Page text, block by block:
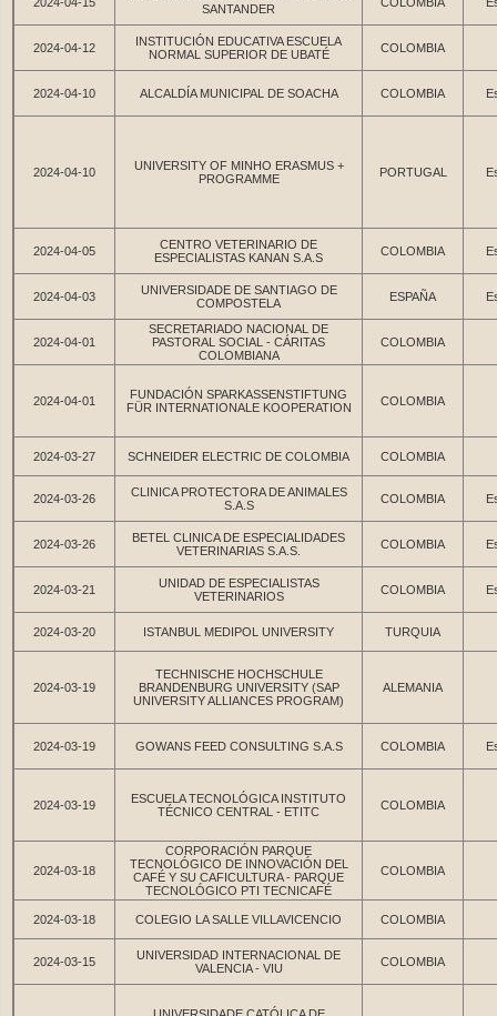
SANTANDER
2024-04-12
INSTITUCIÓN EDUCATIVA ESCUELA
NORMAL SUPERIOR DE UBATÉ
COLOMBIA
2024-04-10 ALCALDÍA MUNICIPAL DE SOACHA COLOMBIA
2024-04-10
UNIVERSITY OF MINHO ERASMUS +
PROGRAMME
PORTUGAL
2024-04-05
CENTRO VETERINARIO DE
ESPECIALISTAS KANAN S.A.S
COLOMBIA
2024-04-03
UNIVERSIDADE DE SANTIAGO DE
COMPOSTELA
ESPAÑA
2024-04-01
SECRETARIADO NACIONAL DE
PASTORAL SOCIAL - CÁRITAS
COLOMBIANA
COLOMBIA
2024-04-01
FUNDACIÓN SPARKASSENSTIFTUNG
FÜR INTERNATIONALE KOOPERATION
COLOMBIA
2024-03-27 SCHNEIDER ELECTRIC DE COLOMBIA COLOMBIA
2024-03-26
CLINICA PROTECTORA DE ANIMALES
S.A.S
COLOMBIA
2024-03-26
BETEL CLINICA DE ESPECIALIDADES
VETERINARIAS S.A.S.
COLOMBIA
2024-03-21
UNIDAD DE ESPECIALISTAS
VETERINARIOS
COLOMBIA
2024-03-20 ISTANBUL MEDIPOL UNIVERSITY TURQUIA
2024-03-19
TECHNISCHE HOCHSCHULE
BRANDENBURG UNIVERSITY (SAP
UNIVERSITY ALLIANCES PROGRAM)
ALEMANIA
2024-03-19 GOWANS FEED CONSULTING S.A.S COLOMBIA
2024-03-19
ESCUELA TECNOLÓGICA INSTITUTO
TÉCNICO CENTRAL - ETITC
COLOMBIA
2024-03-18
CORPORACIÓN PARQUE
TECNOLÓGICO DE INNOVACIÓN DEL
CAFÉ Y SU CAFICULTURA - PARQUE
TECNOLÓGICO PTI TECNICAFÉ
COLOMBIA
2024-03-18 COLEGIO LA SALLE VILLAVICENCIO COLOMBIA
2024-03-15
UNIVERSIDAD INTERNACIONAL DE
VALENCIA - VIU
COLOMBIA